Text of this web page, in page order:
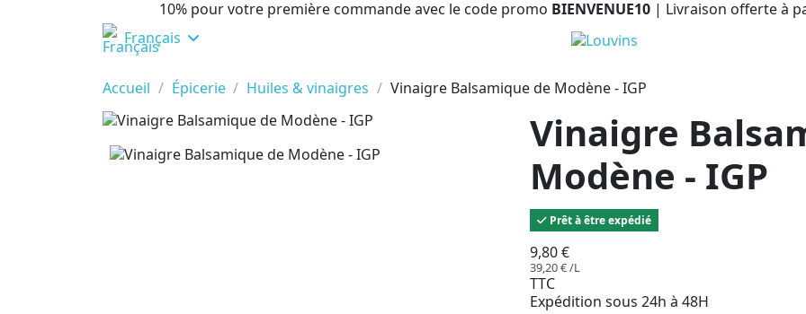
10% pour votre première commande avec le code promo BIENVENUE10 | Livraison offerte à
Français
Accueil Épicerie Huiles & vinaigres Vinaigre Balsamique de Modène - IGP
Vinaigre
Modène - IGP
Prêt à être expédié
9,80 €
39,20 € /L
TTC
Expédition sous 24h à 48H